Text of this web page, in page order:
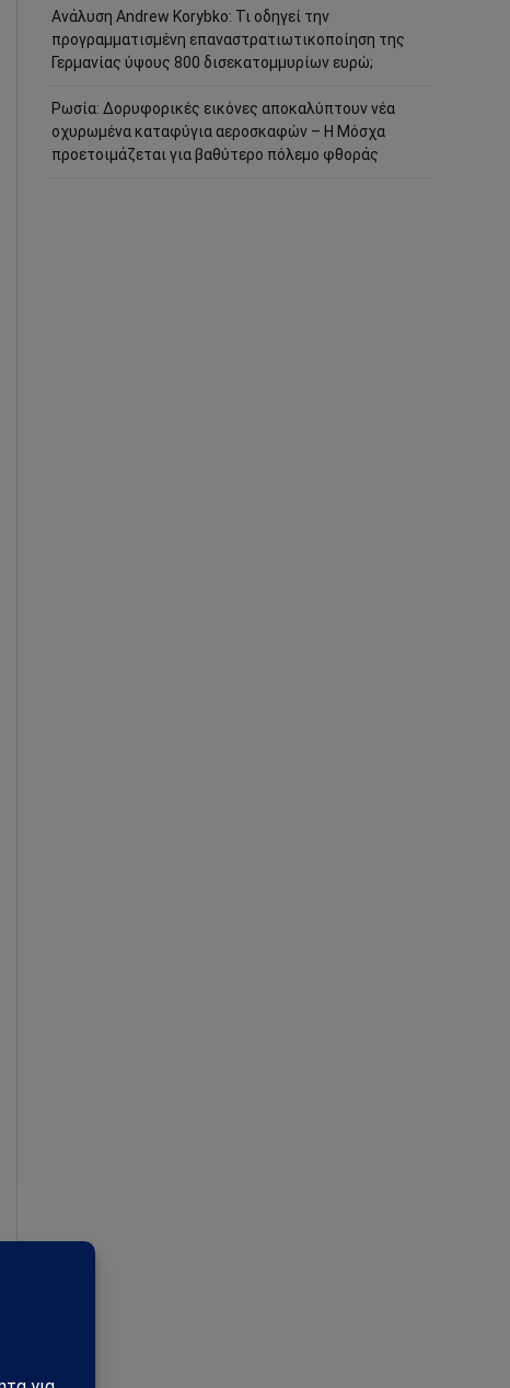
Ανάλυση Andrew Korybko: Τι οδηγεί την
προγραμματισμένη επαναστρατιωτικοποίηση της
Γερμανίας ύψους 800 δισεκατομμυρίων ευρώ;
Ρωσία: Δορυφορικές εικόνες αποκαλύπτουν νέα
οχυρωμένα καταφύγια αεροσκαφών – Η Μόσχα
προετοιμάζεται για βαθύτερο πόλεμο φθοράς